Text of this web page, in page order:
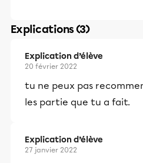
Explications (3)
Explication d’élève
20 février 2022
tu ne peux pas
les partie que tu a fait.
Explication d’élève
27 janvier 2022